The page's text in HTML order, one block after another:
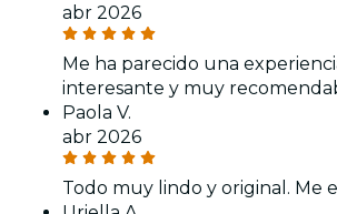
abr 2026
Me ha parecido una
interesante y muy
Paola V.
abr 2026
Todo muy lindo y original. Me